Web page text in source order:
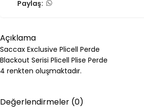
Paylaş:
Açıklama
Saccax Exclusive Plicell Perde
Blackout Serisi Plicell Plise Perde
4 renkten oluşmaktadır.
Değerlendirmeler (0)